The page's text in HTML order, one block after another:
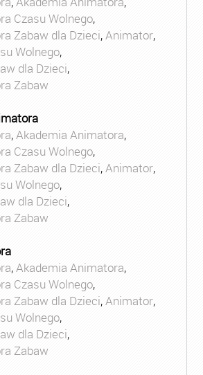
Czasu Wolnego,
Zabaw dla Dzieci,Animator,
Wolnego,
dla Dzieci,
Zabaw
,Akademia Animatora,
Czasu Wolnego,
Zabaw dla Dzieci,Animator,
Wolnego,
dla Dzieci,
Zabaw
,Akademia Animatora,
Czasu Wolnego,
Zabaw dla Dzieci,Animator,
Wolnego,
dla Dzieci,
Zabaw